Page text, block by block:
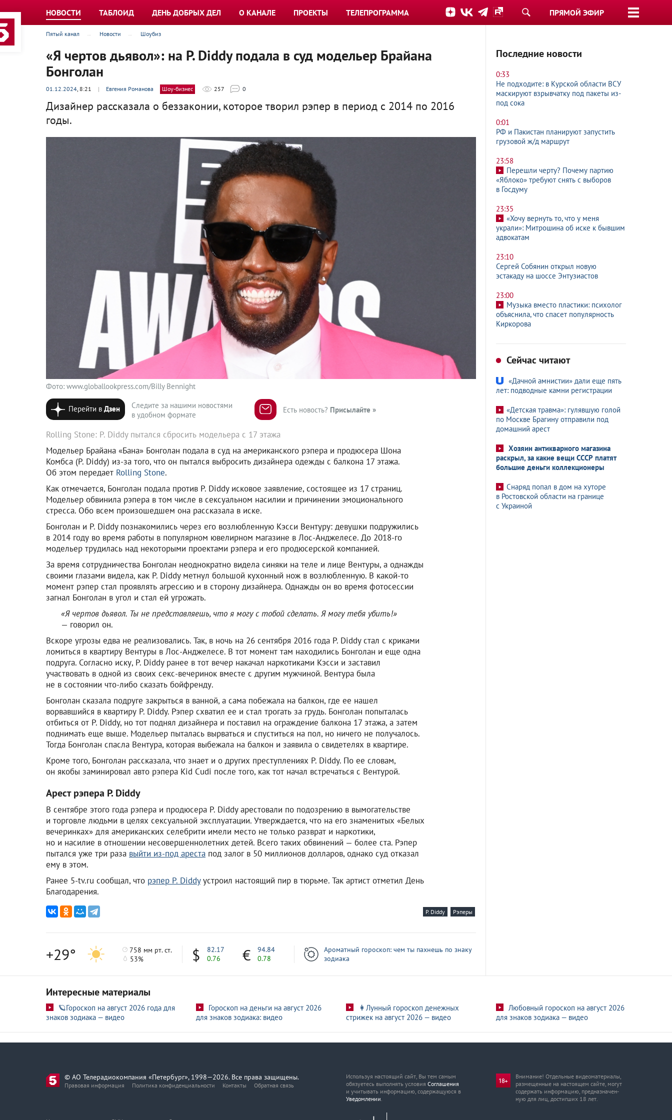
ПРЯМОЙ ЭФИР
НОВОСТИ ТАБЛОИД ДЕНЬ ДОБРЫХ ДЕЛ О КАНАЛЕ ПРОЕКТЫ ТЕЛЕПРОГРАММА
Пятый канал Новости Шоубиз
«Я чертов дьявол»: на P. Diddy подала в суд модельер Брайана
Бонголан
01.12.2024, 8:21 | Евгения Романова Шоу-бизнес 257 0
Дизайнер рассказала о беззаконии, которое творил рэпер в период с 2014 по 2016
годы.
Фото: www.globallookpress.com/Billy Bennight
Перейти вДзен
Следите за нашими новостями
в удобном формате
Есть новость? Присылайте »
Rolling Stone: P. Diddy пытался сбросить модельера с 17 этажа
Модельер Брайана «Бана» Бонголан подала в суд на американского рэпера и продюсера Шона
Комбса (P. Diddy) из-за того, что он пытался выбросить дизайнера одежды с балкона 17 этажа.
Об этом передает Rolling Stone.
Как отмечается, Бонголан подала против P. Diddy исковое заявление, состоящее из 17 страниц.
Модельер обвинила рэпера в том числе в сексуальном насилии и причинении эмоционального
стресса. Обо всем произошедшем она рассказала в иске.
Бонголан и P. Diddy познакомились через его возлюбленную Кэсси Вентуру: девушки подружились
в 2014 году во время работы в популярном ювелирном магазине в Лос-Анджелесе. До 2018-го
модельер трудилась над некоторыми проектами рэпера и его продюсерской компанией.
За время сотрудничества Бонголан неоднократно видела синяки на теле и лице Вентуры, а однажды
своими глазами видела, как P. Diddy метнул большой кухонный нож в возлюбленную. В какой-то
момент рэпер стал проявлять агрессию и в сторону дизайнера. Однажды он во время фотосессии
загнал Бонголан в угол и стал ей угрожать.
«Я чертов дьявол. Ты не представляешь, что я могу с тобой сделать. Я могу тебя убить!»
— говорил он.
Вскоре угрозы едва не реализовались. Так, в ночь на 26 сентября 2016 года P. Diddy стал с криками
ломиться в квартиру Вентуры в Лос-Анджелесе. В тот момент там находились Бонголан и еще одна
подруга. Согласно иску, P. Diddy ранее в тот вечер накачал наркотиками Кэсси и заставил
участвовать в одной из своих секс-вечеринок вместе с другим мужчиной. Вентура была
не в состоянии что-либо сказать бойфренду.
Бонголан сказала подруге закрыться в ванной, а сама побежала на балкон, где ее нашел
ворвавшийся в квартиру P. Diddy. Рэпер схватил ее и стал трогать за грудь. Бонголан попыталась
отбиться от P. Diddy, но тот поднял дизайнера и поставил на ограждение балкона 17 этажа, а затем
поднимать еще выше. Модельер пыталась вырваться и спуститься на пол, но ничего не получалось.
Тогда Бонголан спасла Вентура, которая выбежала на балкон и заявила о свидетелях в квартире.
Кроме того, Бонголан рассказала, что знает и о других преступлениях P. Diddy. По ее словам,
он якобы заминировал авто рэпера Kid Cudi после того, как тот начал встречаться с Вентурой.
Арест рэпера P. Diddy
В сентябре этого года рэпера и продюсера P. Diddy арестовали по подозрению в вымогательстве
и торговле людьми в целях сексуальной эксплуатации. Утверждается, что на его знаменитых «Белых
вечеринках» для американских селебрити имели место не только разврат и наркотики,
но и насилие в отношении несовершеннолетних детей. Всего таких обвинений — более ста. Рэпер
пытался уже три раза выйти из-под ареста под залог в 50 миллионов долларов, однако суд отказал
ему в этом.
Ранее 5-tv.ru сообщал, что рэпер P. Diddy устроил настоящий пир в тюрьме. Так артист отметил День
Благодарения.
P. Diddy Рэперы
+29°
758 мм рт. ст.
53%
82.17
0.76
94.84
0.78
Ароматный гороскоп: чем ты пахнешь по знаку
зодиака
Последние новости
0:33
Не подходите: в Курской области ВСУ
маскируют взрывчатку под пакеты из-
под сока
0:01
РФ и Пакистан планируют запустить
грузовой ж/д маршрут
23:58
Перешли черту? Почему партию
«Яблоко» требуют снять с выборов
в Госдуму
23:35
«Хочу вернуть то, что у меня
украли»: Митрошина об иске к бывшим
адвокатам
23:10
Сергей Собянин открыл новую
эстакаду на шоссе Энтузиастов
23:00
Музыка вместо пластики: психолог
объяснила, что спасет популярность
Киркорова
Сейчас читают
«Дачной амнистии» дали еще пять
лет: подводные камни регистрации
«Детская травма»: гулявшую голой
по Москве Брагину отправили под
домашний арест
Хозяин антикварного магазина
раскрыл, за какие вещи СССР платят
большие деньги коллекционеры
Снаряд попал в дом на хуторе
в Ростовской области на границе
с Украиной
Интересные материалы
🪐Гороскоп на август 2026 года для
знаков зодиака — видео
Гороскоп на деньги на август 2026
для знаков зодиака: видео
👩Лунный гороскоп денежных
стрижек на август 2026 — видео
Любовный гороскоп на август 2026
для знаков зодиака — видео
© АО Телерадиокомпания «Петербург», 1998—2026. Все права защищены.
Правовая информация Политика конфиденциальности Контакты Обратная связь
Используя настоящий сайт, Вы тем самым
обязуетесь выполнять условия Соглашения
и учитывать информацию, содержащуюся в
Уведомлении
Внимание! Отдельные видеоматериалы,
размещенные на настоящем сайте, могут
содержать информацию, предназначен­
ную для лиц, достигших 18 лет.